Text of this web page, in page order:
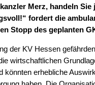
Merz, handeln Sie
fordert die
Stopp des geplanten
der KV Hessen
wirtschaftlichen
könnten erhebliche